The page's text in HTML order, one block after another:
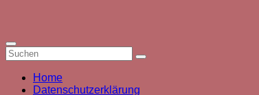
springen
Home
Datenschutzerklärung